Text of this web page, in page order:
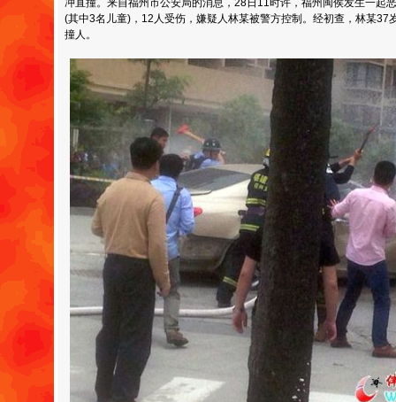
冲直撞。来自福州市公安局的消息，28日11时许，福州闽侯发生一起
(其中3名儿童)，12人受伤，嫌疑人林某被警方控制。经初查，林某37
撞人。